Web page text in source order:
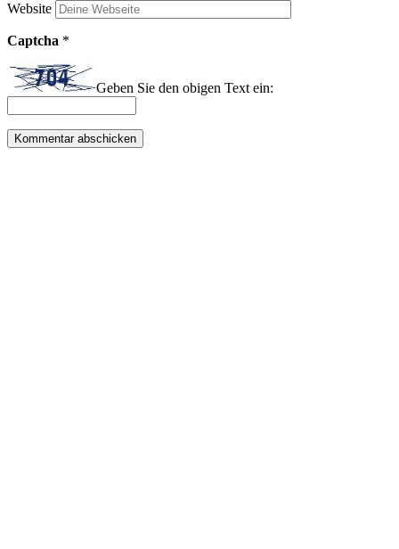
Website
Captcha *
Geben Sie den obigen Text ein: